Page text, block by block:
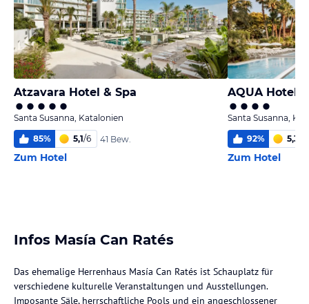
Atzavara Hotel & Spa
Santa Susanna, Katalonien
85% 5,1/6 41 Bew.
Zum Hotel
AQUA Hotel
Santa Susanna,
92% 5,3
Zum Hotel
Infos Masía Can Ratés
Das ehemalige Herrenhaus Masía Can Ratés ist Schauplatz für
verschiedene kulturelle Veranstaltungen und Ausstellungen.
Imposante Säle, herrschaftliche Pools und ein angeschlossener